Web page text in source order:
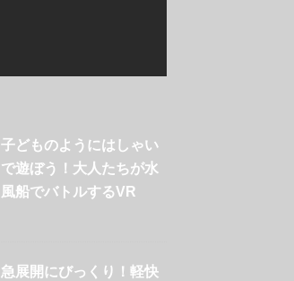
子どものようにはしゃい
で遊ぼう！大人たちが水
風船でバトルするVR
急展開にびっくり！軽快